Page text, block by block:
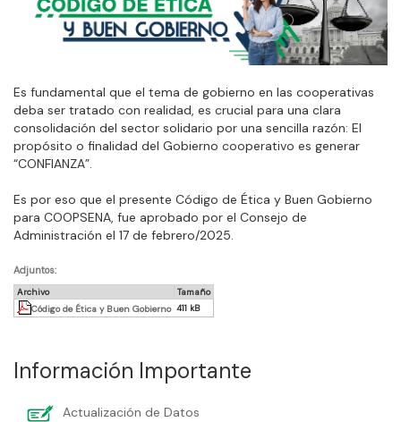
Es fundamental que el tema de gobierno en las cooperativas
deba ser tratado con realidad, es crucial para una clara
consolidación del sector solidario por una sencilla razón: El
propósito o finalidad del Gobierno cooperativo es generar
“CONFIANZA”.
Es por eso que el presente Código de Ética y Buen Gobierno
para COOPSENA, fue aprobado por el Consejo de
Administración el 17 de febrero/2025.
Adjuntos:
Archivo
Tamaño
Código de Ética y Buen Gobierno 411 kB
Información Importante
Actualización de Datos